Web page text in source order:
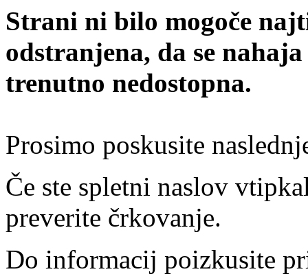
Strani ni bilo mogoče
odstranjena, da se
trenutno nedostopna.
Prosimo poskusite
Če ste spletni naslov
preverite črkovanje.
Do informacij poizkusite